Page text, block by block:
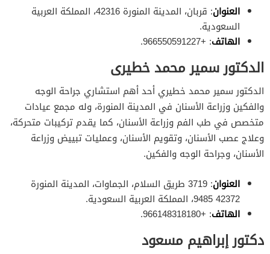
العنوان
: قربان، المدينة المنورة 42316، المملكة العربية
السعودية.
الهاتف: +966550591227.
الدكتور سمير محمد خطيرى
الدكتور سمير محمد خطيري أحد أهم استشاري جراحة الوجه
والفكين وزراعة الأسنان في المدينة المنورة، وله مجمع عيادات
متخصص في طب الفم وزراعة الأسنان، كما يقدم تركيبات متحركة،
وعلاج عصب الأسنان، وتقويم الأسنان، وعمليات تبييض وزراعة
الأسنان، وجراحة الوجه والفكين.
العنوان
: 3719 طريق السلام، الجماوات، المدينة المنورة
42372 9485، المملكة العربية السعودية.
الهاتف: +966148318180.
دكتور إبراهيم مسعود